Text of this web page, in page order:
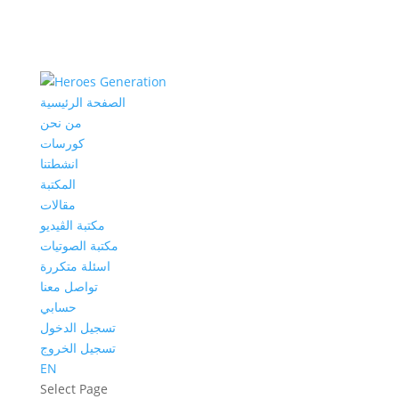
الصفحة الرئيسية
من نحن
كورسات
انشطتنا
المكتبة
مقالات
مكتبة الڤيديو
مكتبة الصوتيات
اسئلة متكررة
تواصل معنا
حسابي
تسجيل الدخول
تسجيل الخروج
EN
Select Page